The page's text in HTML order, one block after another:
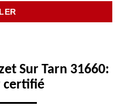
Sur Tarn 31660:
certifié